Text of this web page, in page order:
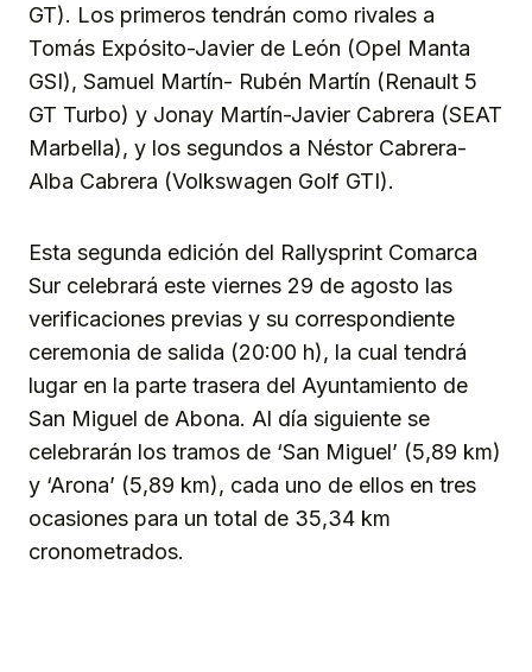
GT). Los primeros tendrán como rivales a
Tomás Expósito-Javier de León (Opel Manta
GSI), Samuel Martín- Rubén Martín (Renault 5
GT Turbo) y Jonay Martín-Javier Cabrera (SEAT
Marbella), y los segundos a Néstor Cabrera-
Alba Cabrera (Volkswagen Golf GTI).
Esta segunda edición del Rallysprint Comarca
Sur celebrará este viernes 29 de agosto las
verificaciones previas y su correspondiente
ceremonia de salida (20:00 h), la cual tendrá
lugar en la parte trasera del Ayuntamiento de
San Miguel de Abona. Al día siguiente se
celebrarán los tramos de ‘San Miguel’ (5,89 km)
y ‘Arona’ (5,89 km), cada uno de ellos en tres
ocasiones para un total de 35,34 km
cronometrados.